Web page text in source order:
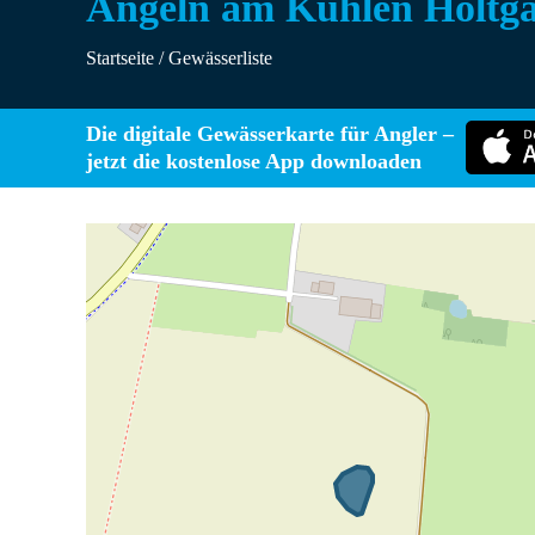
Startseite /Gewässerliste
Die digitale Gewässerkarte für Angler –
jetzt die kostenlose App downloaden